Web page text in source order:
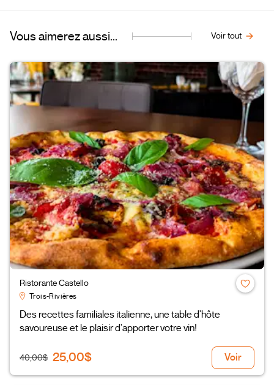
Vous aimerez aussi... Voir tout
Ristorante Castello
Trois-Rivières
Des recettes familiales italienne, une table d'hôte
savoureuse et le plaisir d'apporter votre vin!
40,00$ 25,00$ Voir